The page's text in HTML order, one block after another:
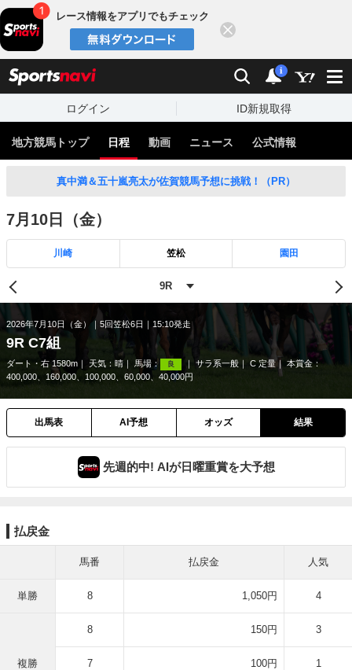
レース情報をアプリでもチェック
検索 通知
i
ログイン ID新規取得
地方競馬トップ 日程 動画 ニュース 公式情報
真中満＆五十嵐亮太が佐賀競馬予想に挑戦！（PR）
7月10日（金）
川崎 笠松 園田
2026年7月10日（金） 5回笠松6日 15:10発走
9R C7組
ダート・右 1580m 天気： 晴 馬場： 良 サラ系一般 C 定量
本賞金：
400,000、160,000、100,000、60,000、40,000円
出馬表 AI予想 オッズ 結果
先週的中! AIが日曜重賞を大予想
払戻金
馬番 払戻金 人気
単勝 8 1,050円 4
複勝
8 150円 3
7 100円 1